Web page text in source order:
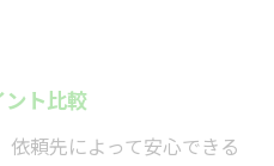
ト比較
頼先によって安心できる